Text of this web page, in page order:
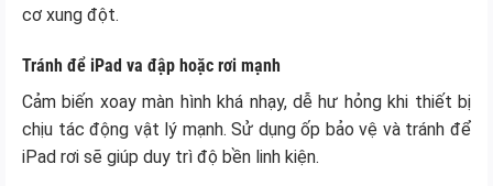
cơ xung đột.
Tránh để iPad va đập hoặc rơi mạnh
Cảm biến xoay màn hình khá nhạy, dễ hư hỏng khi thiết bị
chịu tác động vật lý mạnh. Sử dụng ốp bảo vệ và tránh để
iPad rơi sẽ giúp duy trì độ bền linh kiện.